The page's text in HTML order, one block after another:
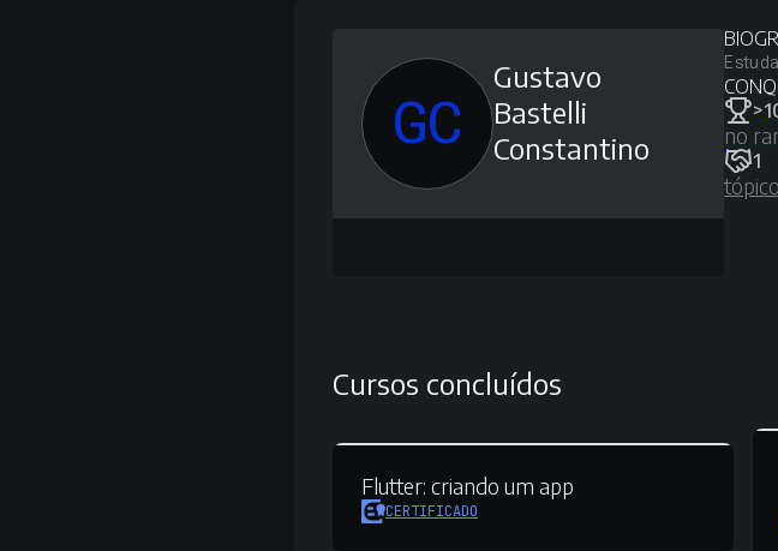
GC
Gustavo
Bastelli
Constantino
no
1
Cursos concluídos
Flutter: criando um app
CERTIFICADO